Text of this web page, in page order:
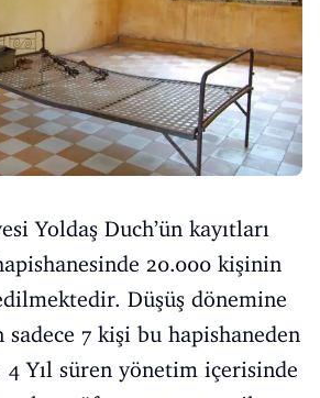
Yoldaş Duch’ün kayıtları
20.000 kişinin
Düşüş dönemine
7 kişi bu hapishaneden
Yıl süren yönetim içerisinde